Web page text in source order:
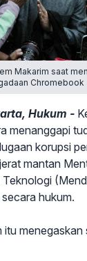
Makarim saat
Chromebook
Hukum -
menanggapi
korupsi
mantan
hukum.
itu